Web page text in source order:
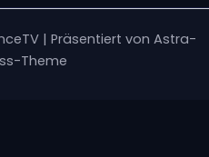
| Präsentiert von Astra-
Theme